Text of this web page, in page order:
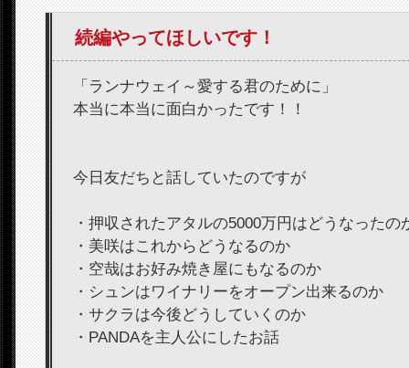
続編やってほしいです！
「ランナウェイ～愛する君のために」
本当に本当に面白かったです！！
今日友だちと話していたのですが
・押収されたアタルの5000万円はどうなったの
・美咲はこれからどうなるのか
・空哉はお好み焼き屋にもなるのか
・シュンはワイナリーをオープン出来るのか
・サクラは今後どうしていくのか
・PANDAを主人公にしたお話